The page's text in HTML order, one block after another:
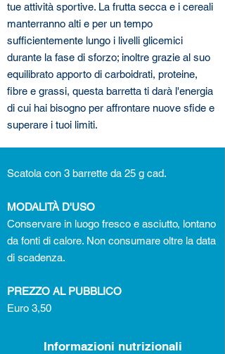
tue attività sportive. La frutta secca e i cereali
manterranno alti e per un tempo
sufficientemente lungo i livelli glicemici
durante la fase di sforzo; inoltre grazie al suo
equilibrato apporto di carboidrati, proteine,
fibre e grassi, questa barretta ti darà l'energia
di cui hai bisogno per affrontare nuove sfide e
superare i tuoi limiti.
Scatola con 3 barrette da 25 g cad.
MODALITÀ D'USO
Conservare in luogo fresco e asciutto, lontano
da fonti di calore. Non consumare oltre la data
di scadenza.
PREZZO AL PUBBLICO
Euro 3,50
Informazioni nutrizionali